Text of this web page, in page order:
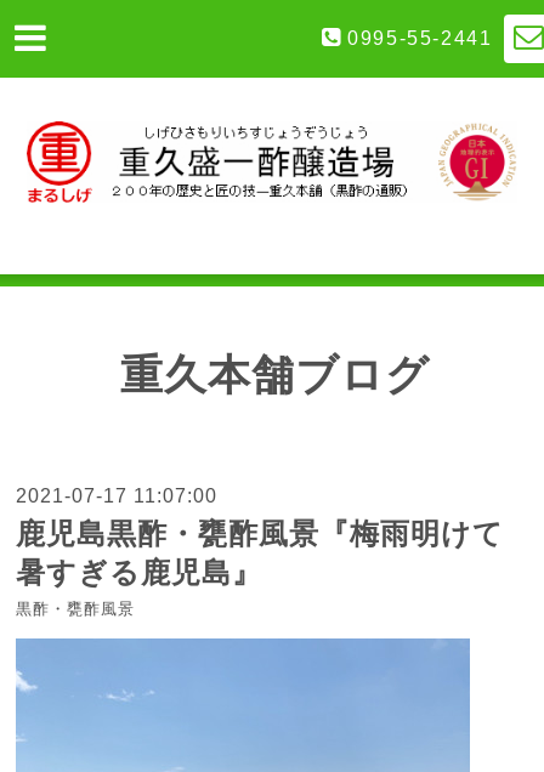
0995-55-2441
重久本舗ブログ
2021-07-17 11:07:00
鹿児島黒酢・甕酢風景『梅雨明けて
暑すぎる鹿児島』
黒酢・甕酢風景